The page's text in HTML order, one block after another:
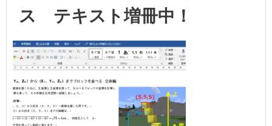
ス テキスト増冊中！